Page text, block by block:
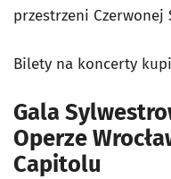
przestrzeni Czerwonej
Bilety na koncerty
Gala
Operze
Capitolu